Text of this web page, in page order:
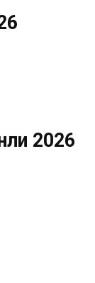
2026